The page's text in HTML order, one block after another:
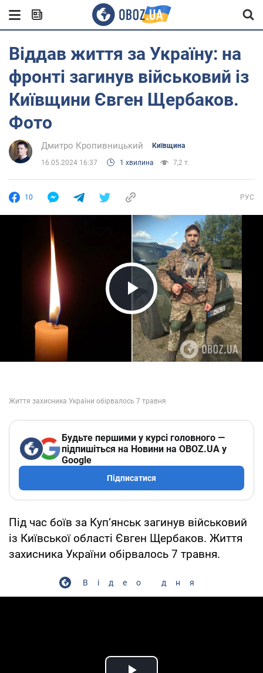
Віддав життя за Україну: на
фронті загинув військовий із
Київщини Євген Щербаков.
Фото
Дмитро Кропивницький Київщина
16.05.2024 16:37 1 хвилина 7,2 т.
10 РУС
Play Video
Будьте першими у курсі головного —
підпишіться на Новини на OBOZ.UA у
Google
Підписатися
Під час боїв за Куп‘янськ загинув військовий
із Київської області Євген Щербаков. Життя
захисника України обірвалось 7 травня.
Відео дня